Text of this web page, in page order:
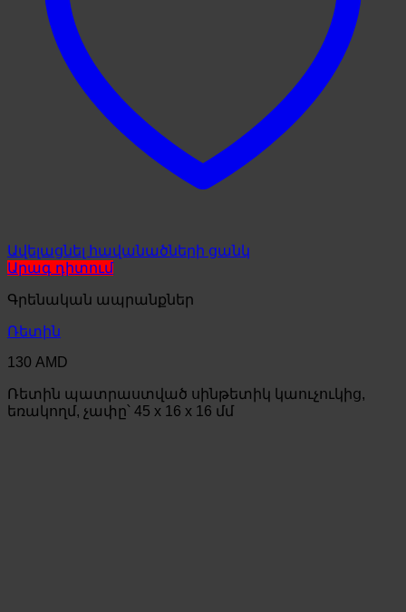
Ավելացնել հավանածների ցանկ
Արագ դիտում
Գրենական ապրանքներ
Ռետին
130 AMD
Ռետին պատրաստված սինթետիկ կաուչուկից,
եռակողմ, չափը՝ 45 x 16 x 16 մմ